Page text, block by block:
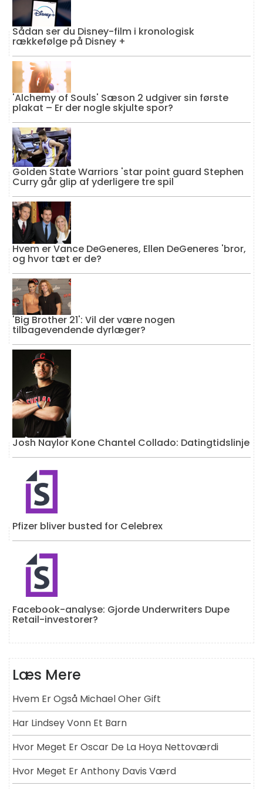
Sådan ser du Disney-film i kronologisk
rækkefølge på Disney +
'Alchemy of Souls' Sæson 2 udgiver sin første
plakat – Er der nogle skjulte spor?
Golden State Warriors 'star point guard Stephen
Curry går glip af yderligere tre spil
Hvem er Vance DeGeneres, Ellen DeGeneres 'bror,
og hvor tæt er de?
'Big Brother 21': Vil der være nogen
tilbagevendende dyrlæger?
Josh Naylor Kone Chantel Collado: Datingtidslinje
Pfizer bliver busted for Celebrex
Facebook-analyse: Gjorde Underwriters Dupe
Retail-investorer?
Læs Mere
Hvem Er Også Michael Oher Gift
Har Lindsey Vonn Et Barn
Hvor Meget Er Oscar De La Hoya Nettoværdi
Hvor Meget Er Anthony Davis Værd